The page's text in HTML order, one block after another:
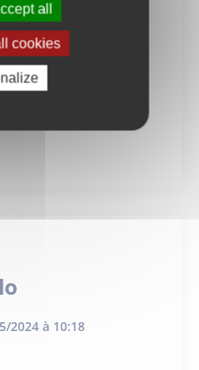
sur le
vélo"
2024 à 12:04
2024 à 10:18
all
cookies